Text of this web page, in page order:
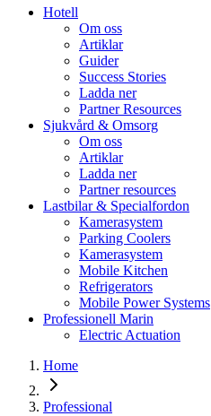
Hotell
Om oss
Artiklar
Guider
Success Stories
Ladda ner
Partner Resources
Sjukvård & Omsorg
Om oss
Artiklar
Ladda ner
Partner resources
Lastbilar & Specialfordon
Kamerasystem
Parking Coolers
Kamerasystem
Mobile Kitchen
Refrigerators
Mobile Power Systems
Professionell Marin
Electric Actuation
Home
Professional